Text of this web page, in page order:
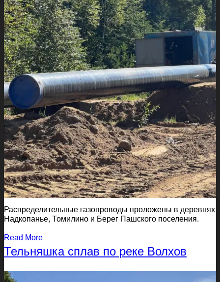
Распределительные газопроводы проложены в деревнях
Надкопанье, Томилино и Берег Пашского поселения.
Read More
Тельняшка сплав по реке Волхов